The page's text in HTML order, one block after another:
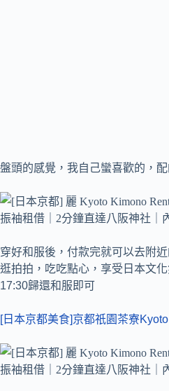
盤頭的感覺，我自己蠻喜歡的，
穿好和服後，付款完就可以去附
逛拍拍，吃吃點心，享受日本文
17:30歸還和服即可
[日本京都美食]京都祇園茶寮